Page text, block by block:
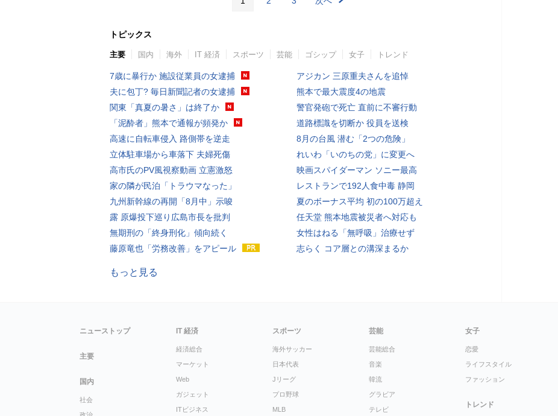
トピックス
主要 国内 海外 IT 経済 スポーツ 芸能 ゴシップ 女子 トレンド
7歳に暴行か 施設従業員の女逮捕
夫に包丁? 毎日新聞記者の女逮捕
関東「真夏の暑さ」は終了か
「泥酔者」熊本で通報が頻発か
高速に自転車侵入 路側帯を逆走
立体駐車場から車落下 夫婦死傷
高市氏のPV風視察動画 立憲激怒
家の隣が民泊「トラウマなった」
九州新幹線の再開「8月中」示唆
露 原爆投下巡り広島市長を批判
無期刑の「終身刑化」傾向続く
藤原竜也「労務改善」をアピール
アジカン 三原重夫さんを追悼
熊本で最大震度4の地震
警官発砲で死亡 直前に不審行動
道路標識を切断か 役員を送検
8月の台風 潜む「2つの危険」
れいわ「いのちの党」に変更へ
映画スパイダーマン ソニー最高
レストランで192人食中毒 静岡
夏のボーナス平均 初の100万超え
任天堂 熊本地震被災者へ対応も
女性はねる「無呼吸」治療せず
志らく コア層との溝深まるか
もっと見る
ニューストップ
主要
国内
社会
IT 経済
経済総合
マーケット
Web
ガジェット
ITビジネス
スポーツ
海外サッカー
日本代表
Jリーグ
プロ野球
MLB
芸能
芸能総合
音楽
韓流
グラビア
テレビ
女子
恋愛
ライフスタイル
ファッション
トレンド